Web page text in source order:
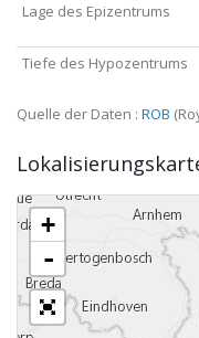
Lage des Epizentrums
Tiefe des Hypozentrums
Quelle der Daten : ROB
+
-